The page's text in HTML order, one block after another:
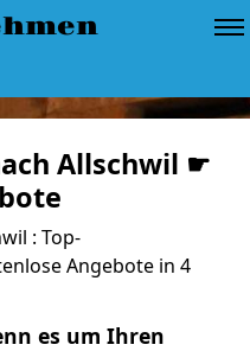
Allschwil ☛
: Top-
Angebote in 4
es um Ihren